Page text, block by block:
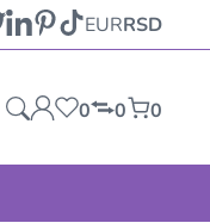
EURRSD
0 0 0